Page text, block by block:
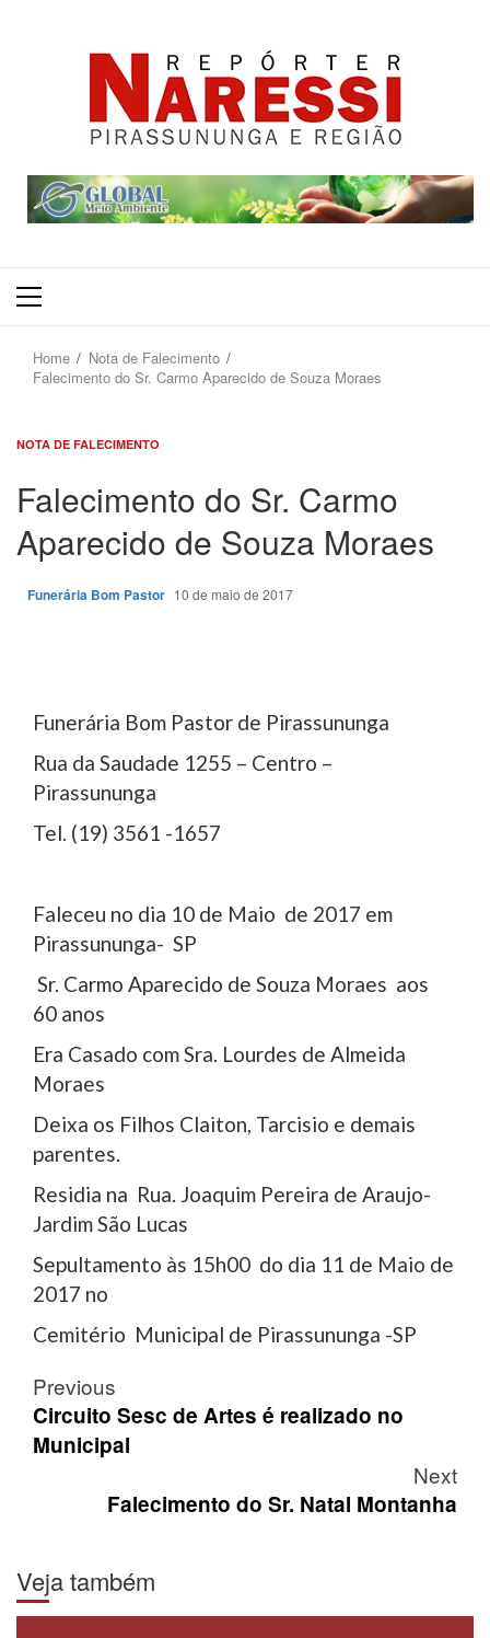
Primary
Home
Nota de Falecimento
Falecimento do Sr. Carmo Aparecido de Souza Moraes
NOTA DE FALECIMENTO
Falecimento do Sr. Carmo
Aparecido de Souza Moraes
Funerária Bom Pastor 10 de maio de 2017
Funerária Bom Pastor de Pirassununga
Rua da Saudade 1255 – Centro –
Pirassununga
Tel. (19) 3561 -1657
Faleceu no dia 10 de Maio de 2017 em
Pirassununga- SP
Sr. Carmo Aparecido de Souza Moraes aos
60 anos
Era Casado com Sra. Lourdes de Almeida
Moraes
Deixa os Filhos Claiton, Tarcisio e demais
parentes.
Residia na Rua. Joaquim Pereira de Araujo-
Jardim São Lucas
Sepultamento às 15h00 do dia 11 de Maio de
2017 no
Cemitério Municipal de Pirassununga -SP
Post
navigation
Previous
Circuito Sesc de Artes é realizado no
Municipal
Next
Falecimento do Sr. Natal Montanha
Veja também